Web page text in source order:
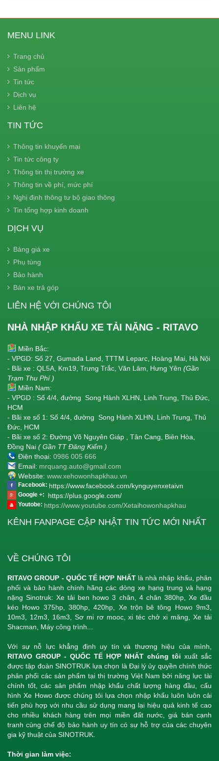
MENU LINK
Trang chủ
Sản phẩm
Tin tức
Dịch vụ
Liên hệ
TIN TỨC
Thông tin khuyến mại
Tin tức công ty
Thông tin thị trường xe
Thông tin về phí, mức phí
Nghị định thông tư bộ giao thông
Tin tổng hợp kinh doanh
DỊCH VỤ
Bảng giá xe
Phụ tùng
Bảo hành
Bán xe trả góp
LIÊN HỆ VỚI CHÚNG TÔI
NHÀ NHẬP KHẨU XE TẢI NẶNG - RITAVO
Miền Bắc:
- VPGD: Số 27, Gumada Land, TTTM Leparc, Hoàng Mai, Hà Nội
- Bãi xe : QL5A, Km19, Trưng Trắc, Văn Lâm, Hưng Yên (Gần
Trạm Thu Phí )
Miền Nam:
- VPGD : Số 4/4, đường Song Hành XLHN, Linh Trung, Thủ Đức,
HCM
- Bãi xe số 1: Số 4/4, đường Song Hành XLHN, Linh Trung, Thủ
Đức, HCM
- Bãi xe số 2: Đường Võ Nguyên Giáp , Tân Cang, Biên Hòa,
Đồng Nai ( Gần TT Đăng Kiểm )
Điện thoại: 0986 005 666
Email: mrquang.auto@gmail.com
Website: www.xehowonhapkhau.vn
Facebook: https://www.facebook.com/kynguyenxetaivn
Google +: https://plus.google.com/
Youtobe: https://www.youtube.com/Xetaihowonhapkhau
KÊNH FANPAGE CẬP NHẬT TIN TỨC MỚI NHẤT
VỀ CHÚNG TÔI
RITAVO GROUP - QUỐC TẾ HỢP NHẤT là nhà nhập khẩu, phân
phối và bảo hành chính hãng các dòng xe hạng trung và hạng
nặng Sinotruk: Xe tải ben howo 3 chân, 4 chân 380hp, Xe đầu
kéo Howo 375hp, 380hp, 420hp, Xe trộn bê tông Howo 9m3,
10m3, 12m3, 16m3, Sơ mi rơ mooc, xi téc chở xi măng, Xe tải
Shacman, Máy công trình...
Với sự nỗ lực khẳng định uy tín và thương hiệu của mình,
RITAVO GROUP - QUỐC TẾ HỢP NHẤT chúng tôi xuất sắc
được tập đoàn SINOTRUK lựa chọn là Đại lý ủy quyền chính thức
phân phối các sản phẩm tại thị trường Việt Nam bởi năng lực tài
chính tốt, các sản phẩm nhập khẩu chất lượng hàng đầu, cấu
hình Xe Howo được chúng tôi lựa chọn nhập khẩu luôn luôn cải
tiến phù hợp với nhu cầu sử dụng mang lại hiệu quả kinh tế cao
cho nhiều khách hàng trên mọi miền đất nước, giá bán cạnh
tranh cùng chế độ bảo hành uy tín có sự hỗ trợ của các chuyên
gia kỹ thuật của SINOTRUK.
Thời gian làm việc: